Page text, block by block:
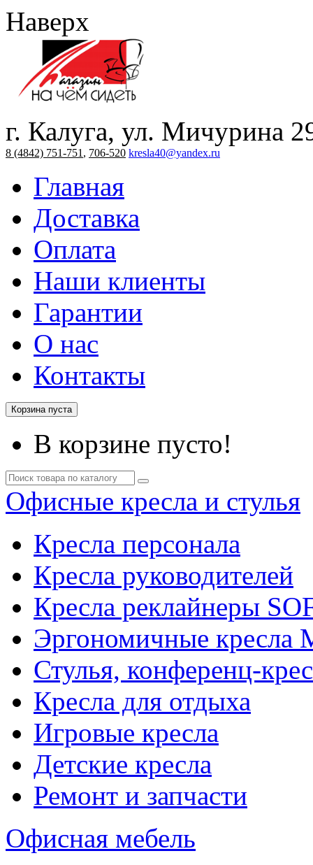
Наверх
г. Калуга, ул. Мичурина
8 (4842) 751-751 , 706-520 kresla40@yandex.ru
Главная
Доставка
Оплата
Наши клиенты
Гарантии
О нас
Контакты
Корзина пуста
В корзине пусто!
Офисные кресла и стулья
Кресла персонала
Кресла руководителей
Кресла реклайнеры
Эргономичные
Стулья, конференц-
Кресла для отдыха
Игровые кресла
Детские кресла
Ремонт и запчасти
Офисная мебель